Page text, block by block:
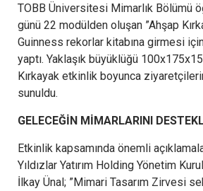
TOBB Üniversitesi Mimarlık Bölümü
günü 22 modülden oluşan ”Ahşap
Guinness rekorlar kitabına girmesi
yaptı. Yaklaşık büyüklüğü
Kırkayak etkinlik boyunca
sunuldu.
GELECEĞİN MİMARLARINI
Etkinlik kapsamında önemli
Yıldızlar Yatırım Holding Yönetim
İlkay Ünal; ”Mimari Tasarım Zirvesi